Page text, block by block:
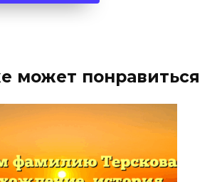
может понравиться